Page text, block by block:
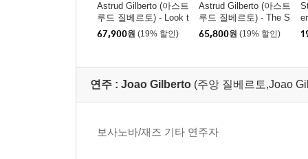
Astrud Gilberto (아스트
루드 질베르토) - Look t
o the rainbow [SACD H
ybrid]
67,900원 (19% 할인)
Astrud Gilberto (아스트
루드 질베르토) - The S
hadow of Your Smile [L
65,800원 (19% 할인)
(
연주 : Joao Gilberto (주앙 질베르토,Joao
보사노바/재즈 기타 연주자